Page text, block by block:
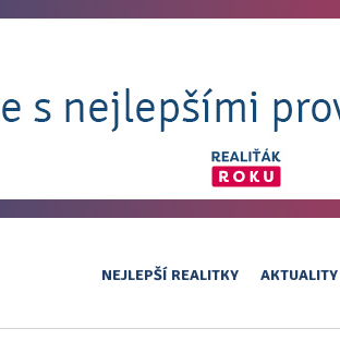
NEJLEPŠÍ REALITKY AKTUALITY